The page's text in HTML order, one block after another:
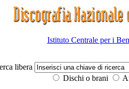
Istituto Centrale per i
libera
Dischi o brani